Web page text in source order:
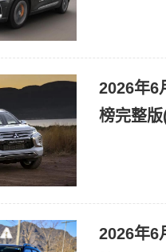
2026年6
榜完整
2026年6